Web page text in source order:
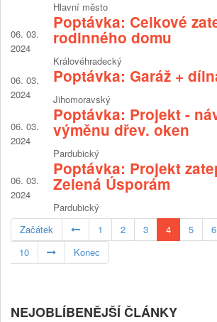
Hlavní město
06. 03.
2024
Poptávka: Celkové
rodinného domu
Královéhradecký
06. 03.
2024
Poptávka: Garáž +
Jihomoravský
06. 03.
2024
Poptávka: Projekt -
výměnu dřev. oken
Pardubický
06. 03.
2024
Poptávka: Projekt
Zelená Úsporám
Pardubický
Začátek
1 2 3 4 5 6
10
Konec
NEJOBLÍBENĚJŠÍ ČLÁNKY